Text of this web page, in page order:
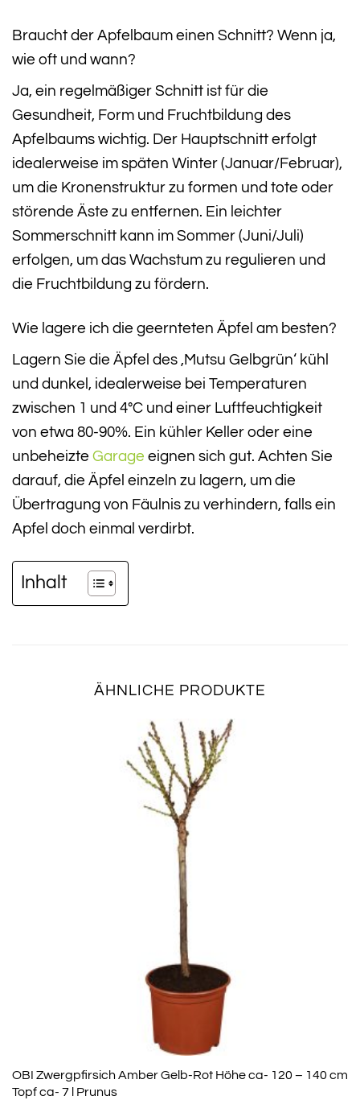
Braucht der Apfelbaum einen Schnitt? Wenn ja,
wie oft und wann?
Ja, ein regelmäßiger Schnitt ist für die
Gesundheit, Form und Fruchtbildung des
Apfelbaums wichtig. Der Hauptschnitt erfolgt
idealerweise im späten Winter (Januar/Februar),
um die Kronenstruktur zu formen und tote oder
störende Äste zu entfernen. Ein leichter
Sommerschnitt kann im Sommer (Juni/Juli)
erfolgen, um das Wachstum zu regulieren und
die Fruchtbildung zu fördern.
Wie lagere ich die geernteten Äpfel am besten?
Lagern Sie die Äpfel des ‚Mutsu Gelbgrün‘ kühl
und dunkel, idealerweise bei Temperaturen
zwischen 1 und 4°C und einer Luftfeuchtigkeit
von etwa 80-90%. Ein kühler Keller oder eine
unbeheizte Garage eignen sich gut. Achten Sie
darauf, die Äpfel einzeln zu lagern, um die
Übertragung von Fäulnis zu verhindern, falls ein
Apfel doch einmal verdirbt.
Inhalt
ÄHNLICHE PRODUKTE
OBI Zwergpfirsich Amber Gelb-Rot Höhe ca- 120 – 140 cm
Topf ca- 7 l Prunus